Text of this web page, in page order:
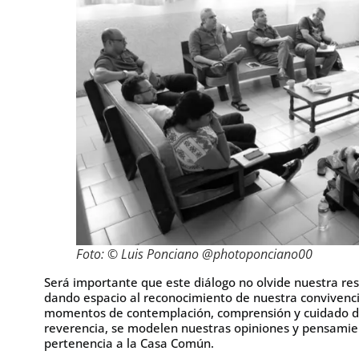
Foto: © Luis Ponciano @photoponciano00
Será importante que este diálogo no olvide nuestra
dando espacio al reconocimiento de nuestra
momentos de contemplación, comprensión y
reverencia, se modelen nuestras opiniones y
pertenencia a la Casa Común.